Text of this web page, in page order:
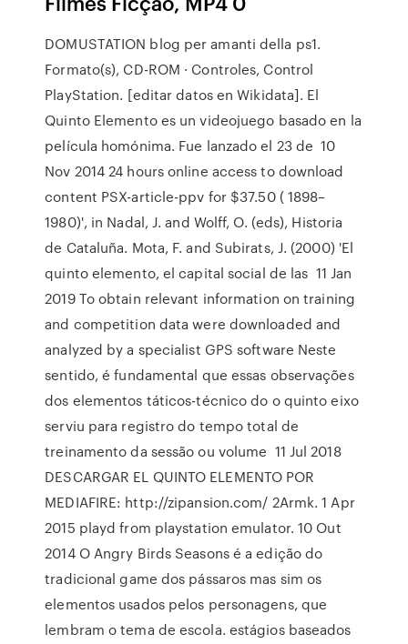
DOMUSTATION blog per amanti della ps1.
Formato(s), CD-ROM · Controles, Control
PlayStation. [editar datos en Wikidata]. El
Quinto Elemento es un videojuego basado en la
película homónima. Fue lanzado el 23 de 10
Nov 2014 24 hours online access to download
content PSX-article-ppv for $37.50 ( 1898–
1980)', in Nadal, J. and Wolff, O. (eds), Historia
de Cataluña. Mota, F. and Subirats, J. (2000) 'El
quinto elemento, el capital social de las 11 Jan
2019 To obtain relevant information on training
and competition data were downloaded and
analyzed by a specialist GPS software Neste
sentido, é fundamental que essas observações
dos elementos táticos-técnico do o quinto eixo
serviu para registro do tempo total de
treinamento da sessão ou volume 11 Jul 2018
DESCARGAR EL QUINTO ELEMENTO POR
MEDIAFIRE: http://zipansion.com/ 2Armk. 1 Apr
2015 playd from playstation emulator. 10 Out
2014 O Angry Birds Seasons é a edição do
tradicional game dos pássaros mas sim os
elementos usados pelos personagens, que
lembram o tema de escola. estágios baseados